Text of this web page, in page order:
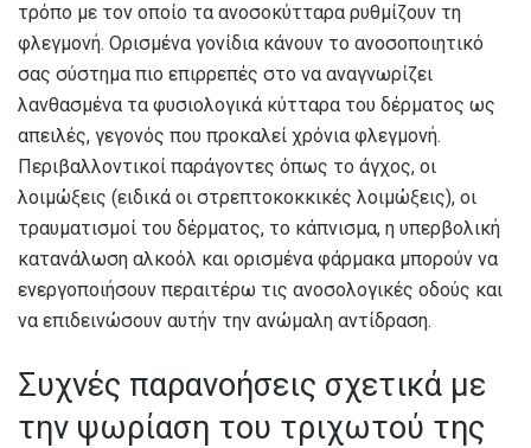
τρόπο με τον οποίο τα ανοσοκύτταρα ρυθμίζουν τη
φλεγμονή. Ορισμένα γονίδια κάνουν το ανοσοποιητικό
σας σύστημα πιο επιρρεπές στο να αναγνωρίζει
λανθασμένα τα φυσιολογικά κύτταρα του δέρματος ως
απειλές, γεγονός που προκαλεί χρόνια φλεγμονή.
Περιβαλλοντικοί παράγοντες όπως το άγχος, οι
λοιμώξεις (ειδικά οι στρεπτοκοκκικές λοιμώξεις), οι
τραυματισμοί του δέρματος, το κάπνισμα, η υπερβολική
κατανάλωση αλκοόλ και ορισμένα φάρμακα μπορούν να
ενεργοποιήσουν περαιτέρω τις ανοσολογικές οδούς και
να επιδεινώσουν αυτήν την ανώμαλη αντίδραση.
Συχνές παρανοήσεις σχετικά με
την ψωρίαση του τριχωτού της